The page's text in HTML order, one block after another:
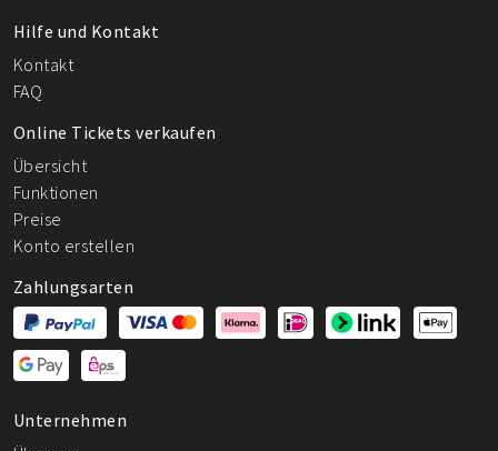
Hilfe und Kontakt
Kontakt
FAQ
Online Tickets verkaufen
Übersicht
Funktionen
Preise
Konto erstellen
Zahlungsarten
Unternehmen